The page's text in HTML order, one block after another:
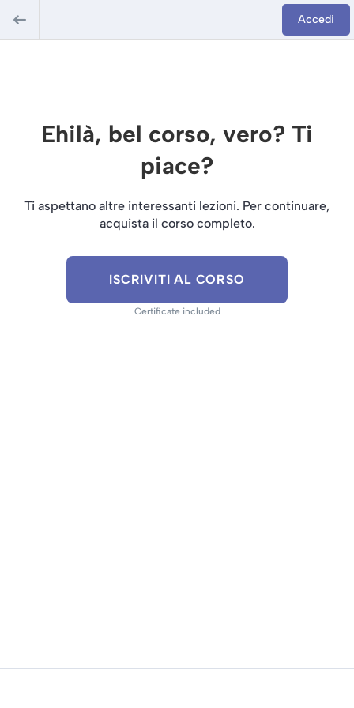
Accedi
Ehilà, bel corso, vero? Ti
piace?
Ti aspettano altre interessanti lezioni. Per continuare,
acquista il corso completo.
ISCRIVITI AL CORSO
Certificate included